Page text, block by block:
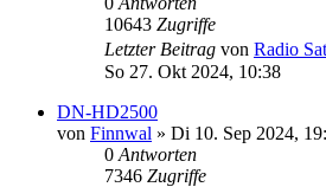
10643 Zugriffe
Letzter Beitrag von Radio
So 27. Okt 2024, 10:38
DN-HD2500
von Finnwal » Di 10. Sep 2024,
0 Antworten
7346 Zugriffe